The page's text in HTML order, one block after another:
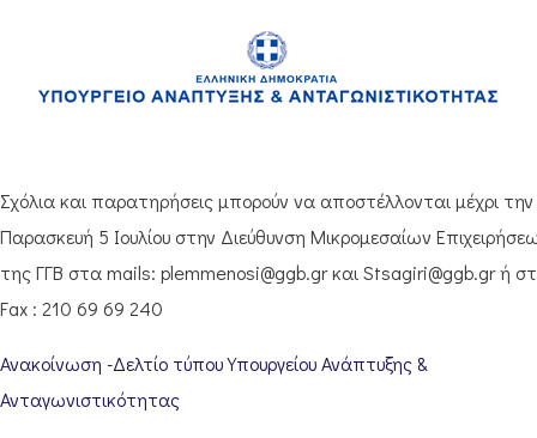
Σχόλια και παρατηρήσεις μπορούν να αποστέλλονται μέχρι την
Παρασκευή 5 Ιουλίου στην Διεύθυνση Μικρομεσαίων
της ΓΓΒ στα mails: plemmenosi@ggb.gr και Stsagiri@ggb.gr ή
Fax : 210 69 69 240
Ανακοίνωση -Δελτίο τύπου Υπουργείου Ανάπτυξης &
Ανταγωνιστικότητας